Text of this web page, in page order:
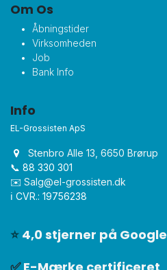
Om Os
Åbningstider
Virksomheden
Job
Bank Info
Info
EL-Grossisten ApS
Stenbro Alle 13, 6650 Brørup
📞 88 330 301
✉️ Salg@el-grossisten.dk​
ℹ️ CVR.: 19756238
⭐ 4,0 stjerner på Google